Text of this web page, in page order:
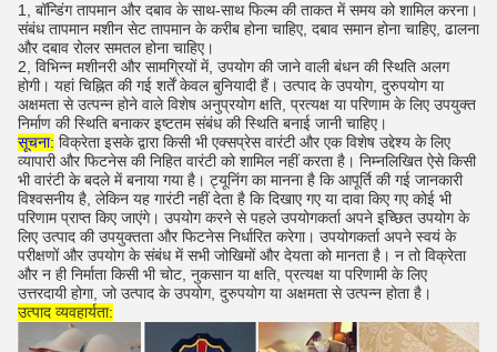
1, बॉन्डिंग तापमान और दबाव के साथ-साथ फिल्म की ताकत में समय को शामिल करना।
संबंध तापमान मशीन सेट तापमान के करीब होना चाहिए, दबाव समान होना चाहिए, ढालना
और दबाव रोलर समतल होना चाहिए।
2, विभिन्न मशीनरी और सामग्रियों में, उपयोग की जाने वाली बंधन की स्थिति अलग
होगी। यहां चिह्नित की गई शर्तें केवल बुनियादी हैं। उत्पाद के उपयोग, दुरुपयोग या
अक्षमता से उत्पन्न होने वाले विशेष अनुप्रयोग क्षति, प्रत्यक्ष या परिणाम के लिए उपयुक्त
निर्माण की स्थिति बनाकर इष्टतम संबंध की स्थिति बनाई जानी चाहिए।
सूचना: विक्रेता इसके द्वारा किसी भी एक्सप्रेस वारंटी और एक विशेष उद्देश्य के लिए
व्यापारी और फिटनेस की निहित वारंटी को शामिल नहीं करता है। निम्नलिखित ऐसे किसी
भी वारंटी के बदले में बनाया गया है। ट्यूनिंग का मानना ​​है कि आपूर्ति की गई जानकारी
विश्वसनीय है, लेकिन यह गारंटी नहीं देता है कि दिखाए गए या दावा किए गए कोई भी
परिणाम प्राप्त किए जाएंगे। उपयोग करने से पहले उपयोगकर्ता अपने इच्छित उपयोग के
लिए उत्पाद की उपयुक्तता और फिटनेस निर्धारित करेगा। उपयोगकर्ता अपने स्वयं के
परीक्षणों और उपयोग के संबंध में सभी जोखिमों और देयता को मानता है। न तो विक्रेता
और न ही निर्माता किसी भी चोट, नुकसान या क्षति, प्रत्यक्ष या परिणामी के लिए
उत्तरदायी होगा, जो उत्पाद के उपयोग, दुरुपयोग या अक्षमता से उत्पन्न होता है।
उत्पाद व्यवहार्यता: